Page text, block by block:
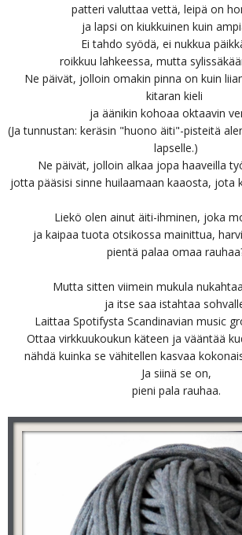
patteri valuttaa vettä, leipä on
ja lapsi on kiukkuinen kuin
Ei tahdo syödä, ei nukkua
roikkuu lahkeessa, mutta
Ne päivät, jolloin omakin pinna on kuin
kitaran kieli
ja äänikin kohoaa oktaavin
(Ja tunnustan: keräsin "huono äiti"-pisteitä
lapselle.)
Ne päivät, jolloin alkaa jopa haaveilla
jotta pääsisi sinne huilaamaan kaaosta, jota
Liekö olen ainut äiti-ihminen, joka
ja kaipaa tuota otsikossa mainittua,
pientä palaa omaa
Mutta sitten viimein mukula
ja itse saa istahtaa
Laittaa Spotifysta Scandinavian music
Ottaa virkkuukoukun käteen ja vääntää
nähdä kuinka se vähitellen kasvaa
Ja siinä se on,
pieni pala rauhaa.